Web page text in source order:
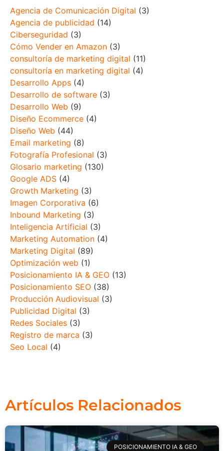
Agencia de Comunicación Digital (3)
Agencia de publicidad (14)
Ciberseguridad (3)
Cómo Vender en Amazon (3)
consultoría de marketing digital (11)
consultoría en marketing digital (4)
Desarrollo Apps (4)
Desarrollo de software (3)
Desarrollo Web (9)
Diseño Ecommerce (4)
Diseño Web (44)
Email marketing (8)
Fotografía Profesional (3)
Glosario marketing (130)
Google ADS (4)
Growth Marketing (3)
Imagen Corporativa (6)
Inbound Marketing (3)
Inteligencia Artificial (3)
Marketing Automation (4)
Marketing Digital (89)
Optimización web (1)
Posicionamiento IA & GEO (13)
Posicionamiento SEO (38)
Producción Audiovisual (3)
Publicidad Digital (3)
Redes Sociales (3)
Registro de marca (3)
Seo Local (4)
Artículos Relacionados
POSICIONAMIENTO IA & GEO